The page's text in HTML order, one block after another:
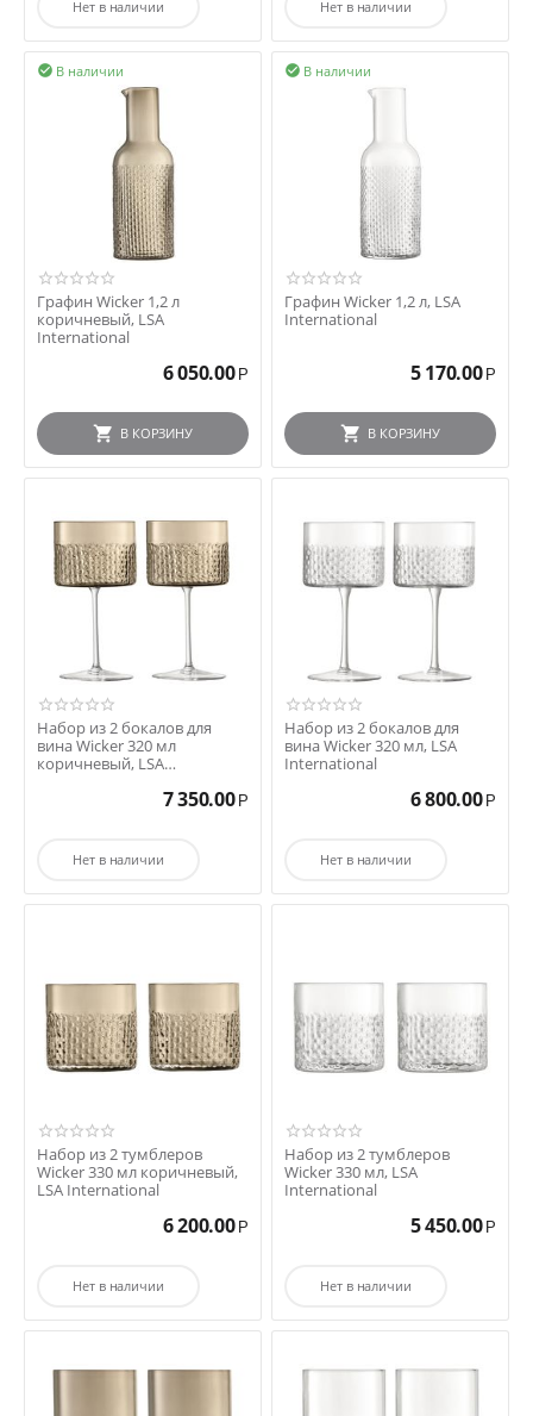
Нет в наличии Нет в наличии
В наличии

Графин Wicker 1,2 л
коричневый, LSA
International
6 050.00 Р
В КОРЗИНУ
В наличии

Графин Wicker 1,2 л, LSA
International
5 170.00 Р
В КОРЗИНУ
Набор из 2 бокалов для
вина Wicker 320 мл
коричневый, LSA
7 350.00 Р
Нет в наличии
Набор из 2 бокалов для
вина Wicker 320 мл, LSA
International
6 800.00 Р
Нет в наличии
Набор из 2 тумблеров
Wicker 330 мл коричневый,
LSA International
6 200.00 Р
Нет в наличии
Набор из 2 тумблеров
Wicker 330 мл, LSA
International
5 450.00 Р
Нет в наличии